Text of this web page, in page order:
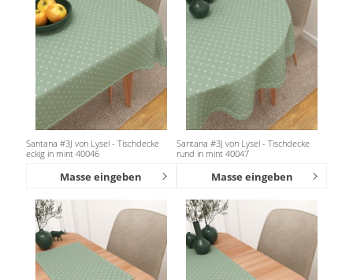
Santana #3J von Lysel - Tischdecke
eckig in mint 40046
Masse eingeben
Santana #3J von Lysel - Tischdecke
rund in mint 40047
Masse eingeben